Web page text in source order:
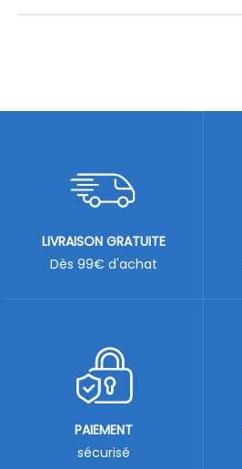
LIVRAISON GRATUITE
Dès 99€ d'achat
PAIEMENT
sécurisé